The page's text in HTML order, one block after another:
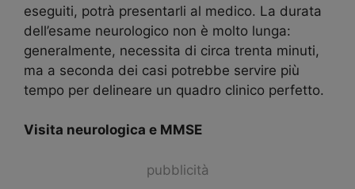
eseguiti, potrà presentarli al medico. La durata
dell’esame neurologico non è molto lunga:
generalmente, necessita di circa trenta minuti,
ma a seconda dei casi potrebbe servire più
tempo per delineare un quadro clinico perfetto.
Visita neurologica e MMSE
pubblicità